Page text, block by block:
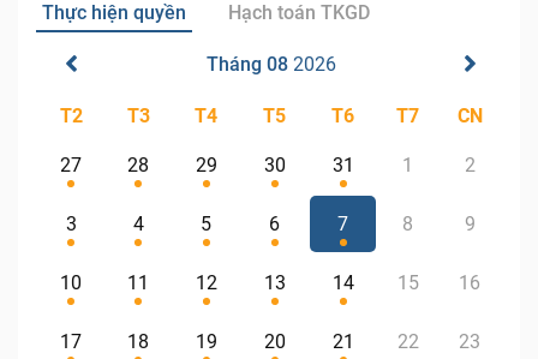
Thực hiện quyền Hạch toán TKGD
Tháng 08 2026
T2 T3 T4 T5 T6 T7 CN
27 28 29 30 31 1 2
3 4 5 6 7 8 9
10 11 12 13 14 15 16
17 18 19 20 21 22 23